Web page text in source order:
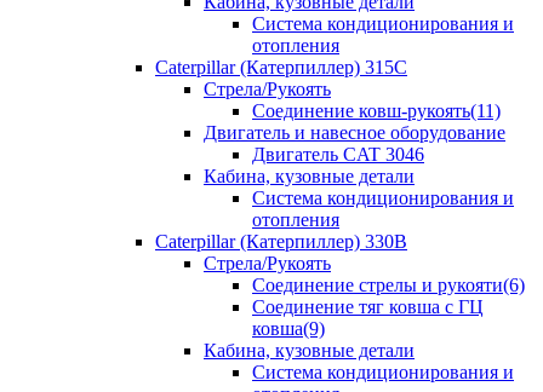
Система кондиционирования и
отопления
Caterpillar (Катерпиллер) 315C
Стрела/Рукоять
Соединение ковш-рукоять(11)
Двигатель и навесное оборудование
Двигатель CAT 3046
Кабина, кузовные детали
Система кондиционирования и
отопления
Caterpillar (Катерпиллер) 330B
Стрела/Рукоять
Соединение стрелы и рукояти(6)
Соединение тяг ковша с ГЦ
ковша(9)
Кабина, кузовные детали
Система кондиционирования и